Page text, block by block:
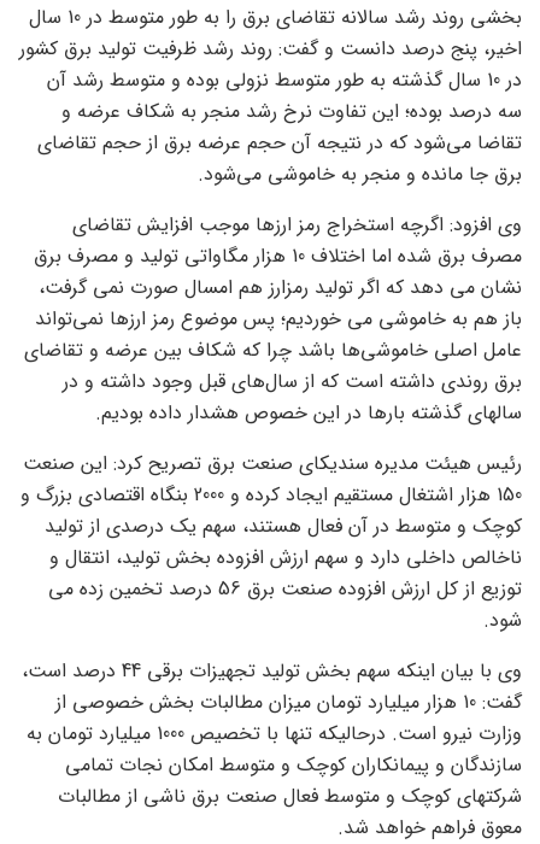
بخشی روند رشد سالانه تقاضای برق را به طور متوسط در 10 سال
اخیر، پنج درصد دانست و گفت: روند رشد ظرفیت تولید برق کشور
در 10 سال گذشته به طور متوسط نزولی بوده و متوسط رشد آن
سه درصد بوده؛ این تفاوت نرخ رشد منجر به شکاف عرضه و
تقاضا می‌شود که در نتیجه آن حجم عرضه برق از حجم تقاضای
برق جا مانده و منجر به خاموشی می‌شود.
وی افزود: اگرچه استخراج رمز ارزها موجب افزایش تقاضای
مصرف برق شده اما اختلاف 10 هزار مگاواتی تولید و مصرف برق
نشان می دهد که اگر تولید رمزارز هم امسال صورت نمی گرفت،
باز هم به خاموشی می خوردیم؛ پس موضوع رمز ارزها نمی‌تواند
عامل اصلی خاموشی‌ها باشد چرا که شکاف بین عرضه و تقاضای
برق روندی داشته است که از سال‌های قبل وجود داشته و در
سالهای گذشته بارها در این خصوص هشدار داده بودیم.
رئیس هیئت مدیره سندیکای صنعت برق تصریح کرد: این صنعت
150 هزار اشتغال مستقیم ایجاد کرده و 2000 بنگاه اقتصادی بزرگ و
کوچک و متوسط در آن فعال هستند، سهم یک درصدی از تولید
ناخالص داخلی دارد و سهم ارزش افزوده بخش تولید، انتقال و
توزیع از کل ارزش افزوده صنعت برق 56 درصد تخمین زده می
شود.
وی با بیان اینکه سهم بخش تولید تجهیزات برقی 44 درصد است،
گفت: 10 هزار میلیارد تومان میزان مطالبات بخش خصوصی از
وزارت نیرو است. درحالیکه تنها با تخصیص 1000 میلیارد تومان به
سازندگان و پیمانکاران کوچک و متوسط امکان نجات تمامی
شرکتهای کوچک و متوسط فعال صنعت برق ناشی از مطالبات
معوق فراهم خواهد شد.